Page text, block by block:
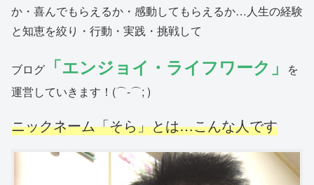
か・喜んでもらえるか・感動してもらえるか…人生の経験
と知恵を絞り・行動・実践・挑戦して
ブログ 「エンジョイ・ライフワーク」
を
運営していきます！(⌒-⌒; )
ニックネーム「そら」とは…こんな人です